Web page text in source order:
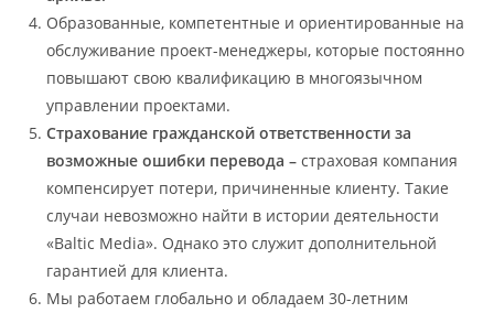
Образованные, компетентные и ориентированные на
обслуживание проект-менеджеры, которые постоянно
повышают свою квалификацию в многоязычном
управлении проектами.
Страхование гражданской ответственности за
возможные ошибки перевода –страховая компания
компенсирует потери, причиненные клиенту. Такие
случаи невозможно найти в истории деятельности
«Baltic Media». Однако это служит дополнительной
гарантией для клиента.
Мы работаем глобально и обладаем 30-летним